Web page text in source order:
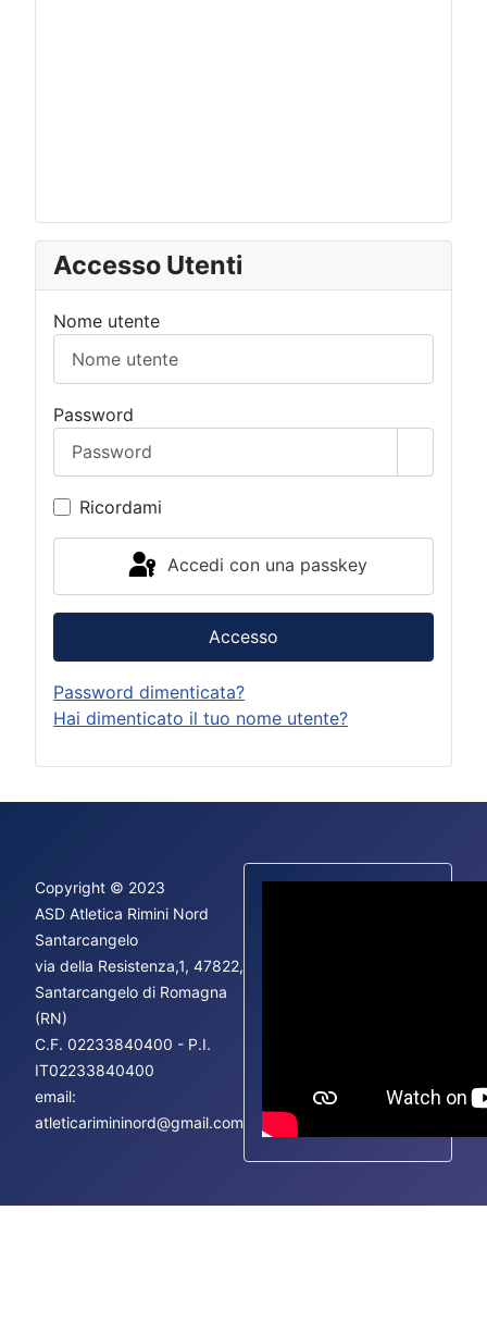
Accesso Utenti
Nome utente
Password
Ricordami
Accedi con una passkey
Accesso
Password dimenticata?
Hai dimenticato il tuo nome utente?
Copyright © 2023
ASD Atletica Rimini Nord
Santarcangelo
via della Resistenza,1, 47822,
Santarcangelo di Romagna
(RN)
C.F. 02233840400 - P.I.
IT02233840400
email:
atleticarimininord@gmail.com